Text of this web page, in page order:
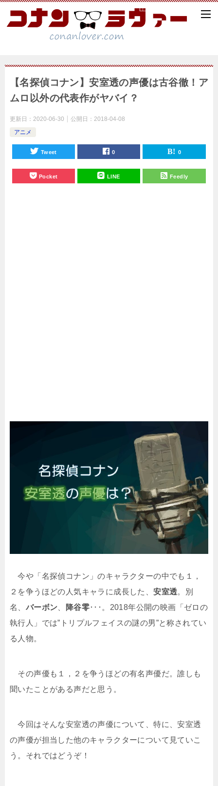
【名探偵コナン】安室透の声優は古谷徹！ア
ムロ以外の代表作がヤバイ？
更新日： 2020-06-30 公開日： 2018-04-08
アニメ
Tweet 0 0
Pocket LINE Feedly
今や「名探偵コナン」のキャラクターの中でも１，
２を争うほどの人気キャラに成長した、安室透。別
名、 バーボン 降谷零･･･。2018年公開の映画「ゼロの
執行人」では”トリプルフェイスの謎の男”と称されてい
る人物。
その声優も１，２を争うほどの有名声優だ。誰しも
聞いたことがある声だと思う。
今回はそんな安室透の声優について、特に、安室透
の声優が担当した他のキャラクターについて見ていこ
う。それではどうぞ！